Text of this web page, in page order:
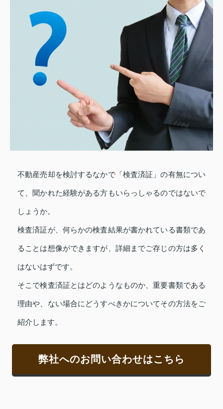
不動産売却を検討するなかで「検査済証」の有無につい
て、聞かれた経験がある方もいらっしゃるのではないで
しょうか。
検査済証が、何らかの検査結果が書かれている書類であ
ることは想像ができますが、詳細までご存じの方は多く
はないはずです。
そこで検査済証とはどのようなものか、重要書類である
理由や、ない場合にどうすべきかについてその方法をご
紹介します。
弊社へのお問い合わせはこちら